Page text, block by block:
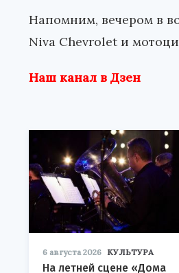
Напомним, вечером в
Niva Chevrolet и
Наш канал в Дзен
6 августа 2026 КУЛЬТУРА
На летней сцене «Дома